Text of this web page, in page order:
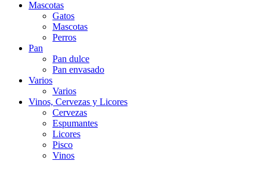
Mascotas
Gatos
Mascotas
Perros
Pan
Pan dulce
Pan envasado
Varios
Varios
Vinos, Cervezas y Licores
Cervezas
Espumantes
Licores
Pisco
Vinos